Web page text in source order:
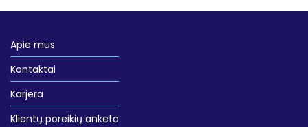
Apie mus
Kontaktai
Karjera
Klientų poreikių anketa